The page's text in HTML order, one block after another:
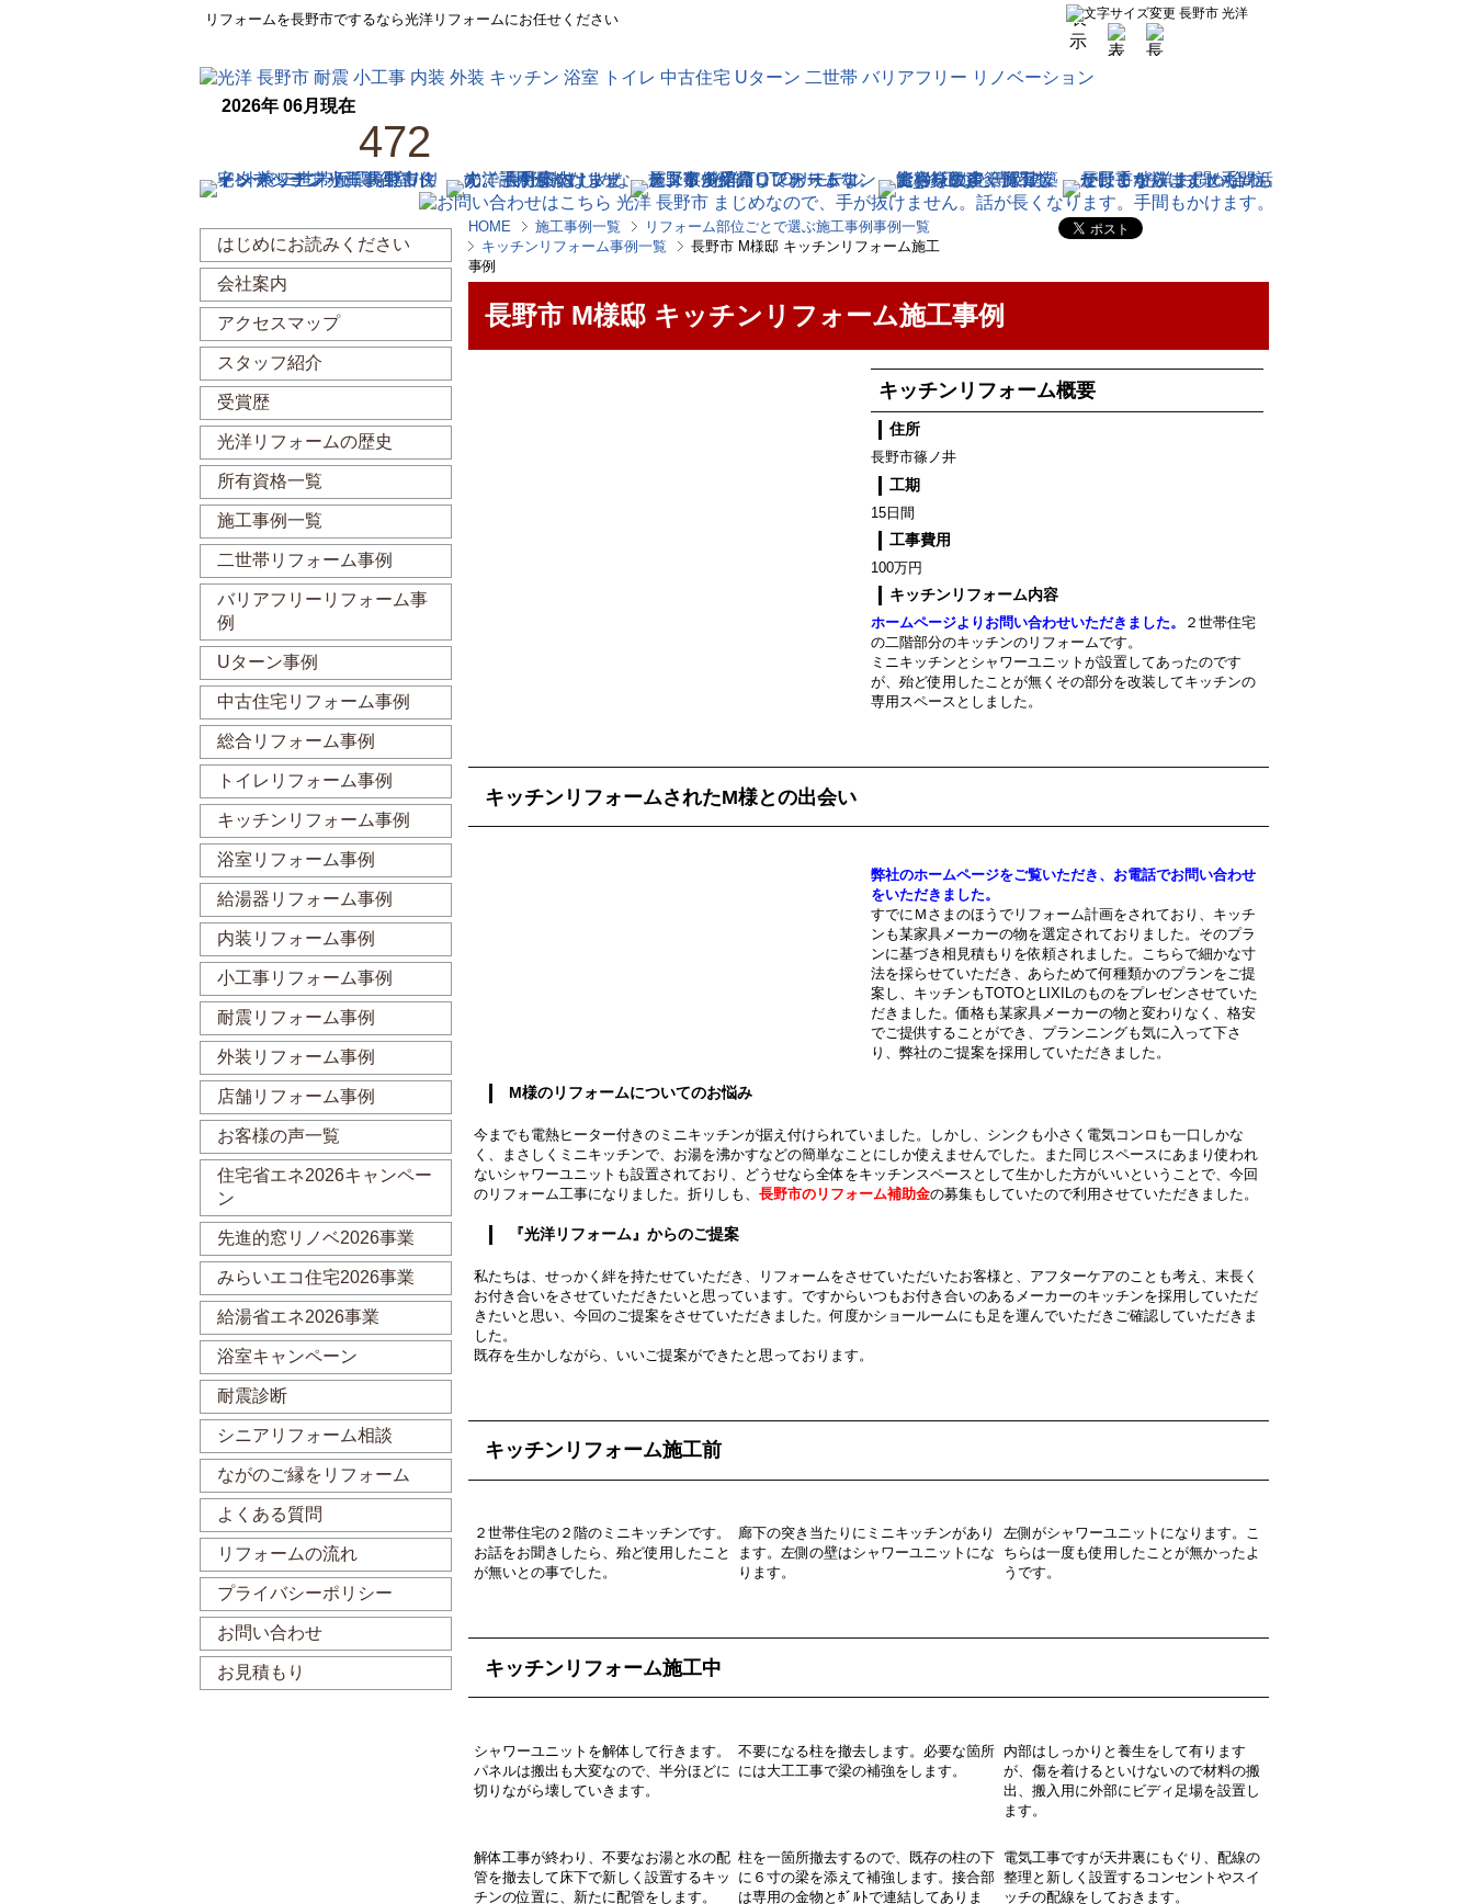
リフォームを長野市でするなら光洋リフォームにお任せください
2026年 06月現在
472
HOME 施工事例一覧
リフォーム部位ごとで選ぶ施工事例事例一覧
キッチンリフォーム事例一覧
長野市 M様邸 キッチンリフォーム施工
事例
長野市 M様邸 キッチンリフォーム施工事例
キッチンリフォーム概要
住所
長野市篠ノ井
工期
15日間
工事費用
100万円
キッチンリフォーム内容
ホームページよりお問い合わせいただきました。
２世帯住宅
の二階部分のキッチンのリフォームです。
ミニキッチンとシャワーユニットが設置してあったのです
が、殆ど使用したことが無くその部分を改装してキッチンの
専用スペースとしました。
キッチンリフォームされたM様との出会い
弊社のホームページをご覧いただき、お電話でお問い合わせ
をいただきました。
すでにＭさまのほうでリフォーム計画をされており、キッチ
ンも某家具メーカーの物を選定されておりました。そのプラ
ンに基づき相見積もりを依頼されました。こちらで細かな寸
法を採らせていただき、あらためて何種類かのプランをご提
案し、キッチンもTOTOとLIXILのものをプレゼンさせていた
だきました。価格も某家具メーカーの物と変わりなく、格安
でご提供することができ、プランニングも気に入って下さ
り、弊社のご提案を採用していただきました。
M様のリフォームについてのお悩み
今までも電熱ヒーター付きのミニキッチンが据え付けられていました。しかし、シンクも小さく電気コンロも一口しかな
く、まさしくミニキッチンで、お湯を沸かすなどの簡単なことにしか使えませんでした。また同じスペースにあまり使われ
ないシャワーユニットも設置されており、どうせなら全体をキッチンスペースとして生かした方がいいということで、今回
のリフォーム工事になりました。折りしも、 長野市のリフォーム補助金の募集もしていたので利用させていただきました。
『光洋リフォーム』からのご提案
私たちは、せっかく絆を持たせていただき、リフォームをさせていただいたお客様と、アフターケアのことも考え、末長く
お付き合いをさせていただきたいと思っています。ですからいつもお付き合いのあるメーカーのキッチンを採用していただ
きたいと思い、今回のご提案をさせていただきました。何度かショールームにも足を運んでいただきご確認していただきま
した。
既存を生かしながら、いいご提案ができたと思っております。
キッチンリフォーム施工前
２世帯住宅の２階のミニキッチンです。
お話をお聞きしたら、殆ど使用したこと
が無いとの事でした。
廊下の突き当たりにミニキッチンがあり
ます。左側の壁はシャワーユニットにな
ります。
左側がシャワーユニットになります。こ
ちらは一度も使用したことが無かったよ
うです。
キッチンリフォーム施工中
シャワーユニットを解体して行きます。
パネルは搬出も大変なので、半分ほどに
切りながら壊していきます。
不要になる柱を撤去します。必要な箇所
には大工工事で梁の補強をします。
内部はしっかりと養生をして有ります
が、傷を着けるといけないので材料の搬
出、搬入用に外部にビディ足場を設置し
ます。
解体工事が終わり、不要なお湯と水の配
管を撤去して床下で新しく設置するキッ
チンの位置に、新たに配管をします。
柱を一箇所撤去するので、既存の柱の下
に６寸の梁を添えて補強します。接合部
は専用の金物とﾎﾞﾙﾄで連結してありま
電気工事ですが天井裏にもぐり、配線の
整理と新しく設置するコンセントやスイ
ッチの配線をしておきます。
はじめにお読みください
会社案内
アクセスマップ
スタッフ紹介
受賞歴
光洋リフォームの歴史
所有資格一覧
施工事例一覧
二世帯リフォーム事例
バリアフリーリフォーム事
例
Uターン事例
中古住宅リフォーム事例
総合リフォーム事例
トイレリフォーム事例
キッチンリフォーム事例
浴室リフォーム事例
給湯器リフォーム事例
内装リフォーム事例
小工事リフォーム事例
耐震リフォーム事例
外装リフォーム事例
店舗リフォーム事例
お客様の声一覧
住宅省エネ2026キャンペー
ン
先進的窓リノベ2026事業
みらいエコ住宅2026事業
給湯省エネ2026事業
浴室キャンペーン
耐震診断
シニアリフォーム相談
ながのご縁をリフォーム
よくある質問
リフォームの流れ
プライバシーポリシー
お問い合わせ
お見積もり